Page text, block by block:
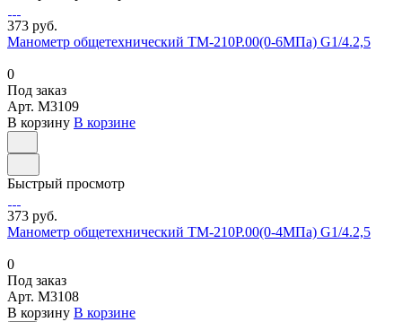
373 руб.
Манометр общетехнический ТМ-210Р.00(0-6МПа) G1/4.2,5
0
Под заказ
Арт. M3109
В корзину В корзине
Быстрый просмотр
373 руб.
Манометр общетехнический ТМ-210Р.00(0-4МПа) G1/4.2,5
0
Под заказ
Арт. M3108
В корзину В корзине